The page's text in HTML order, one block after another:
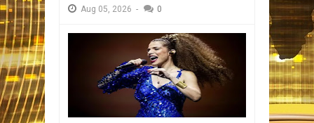
Aug 05, 2026 - 0